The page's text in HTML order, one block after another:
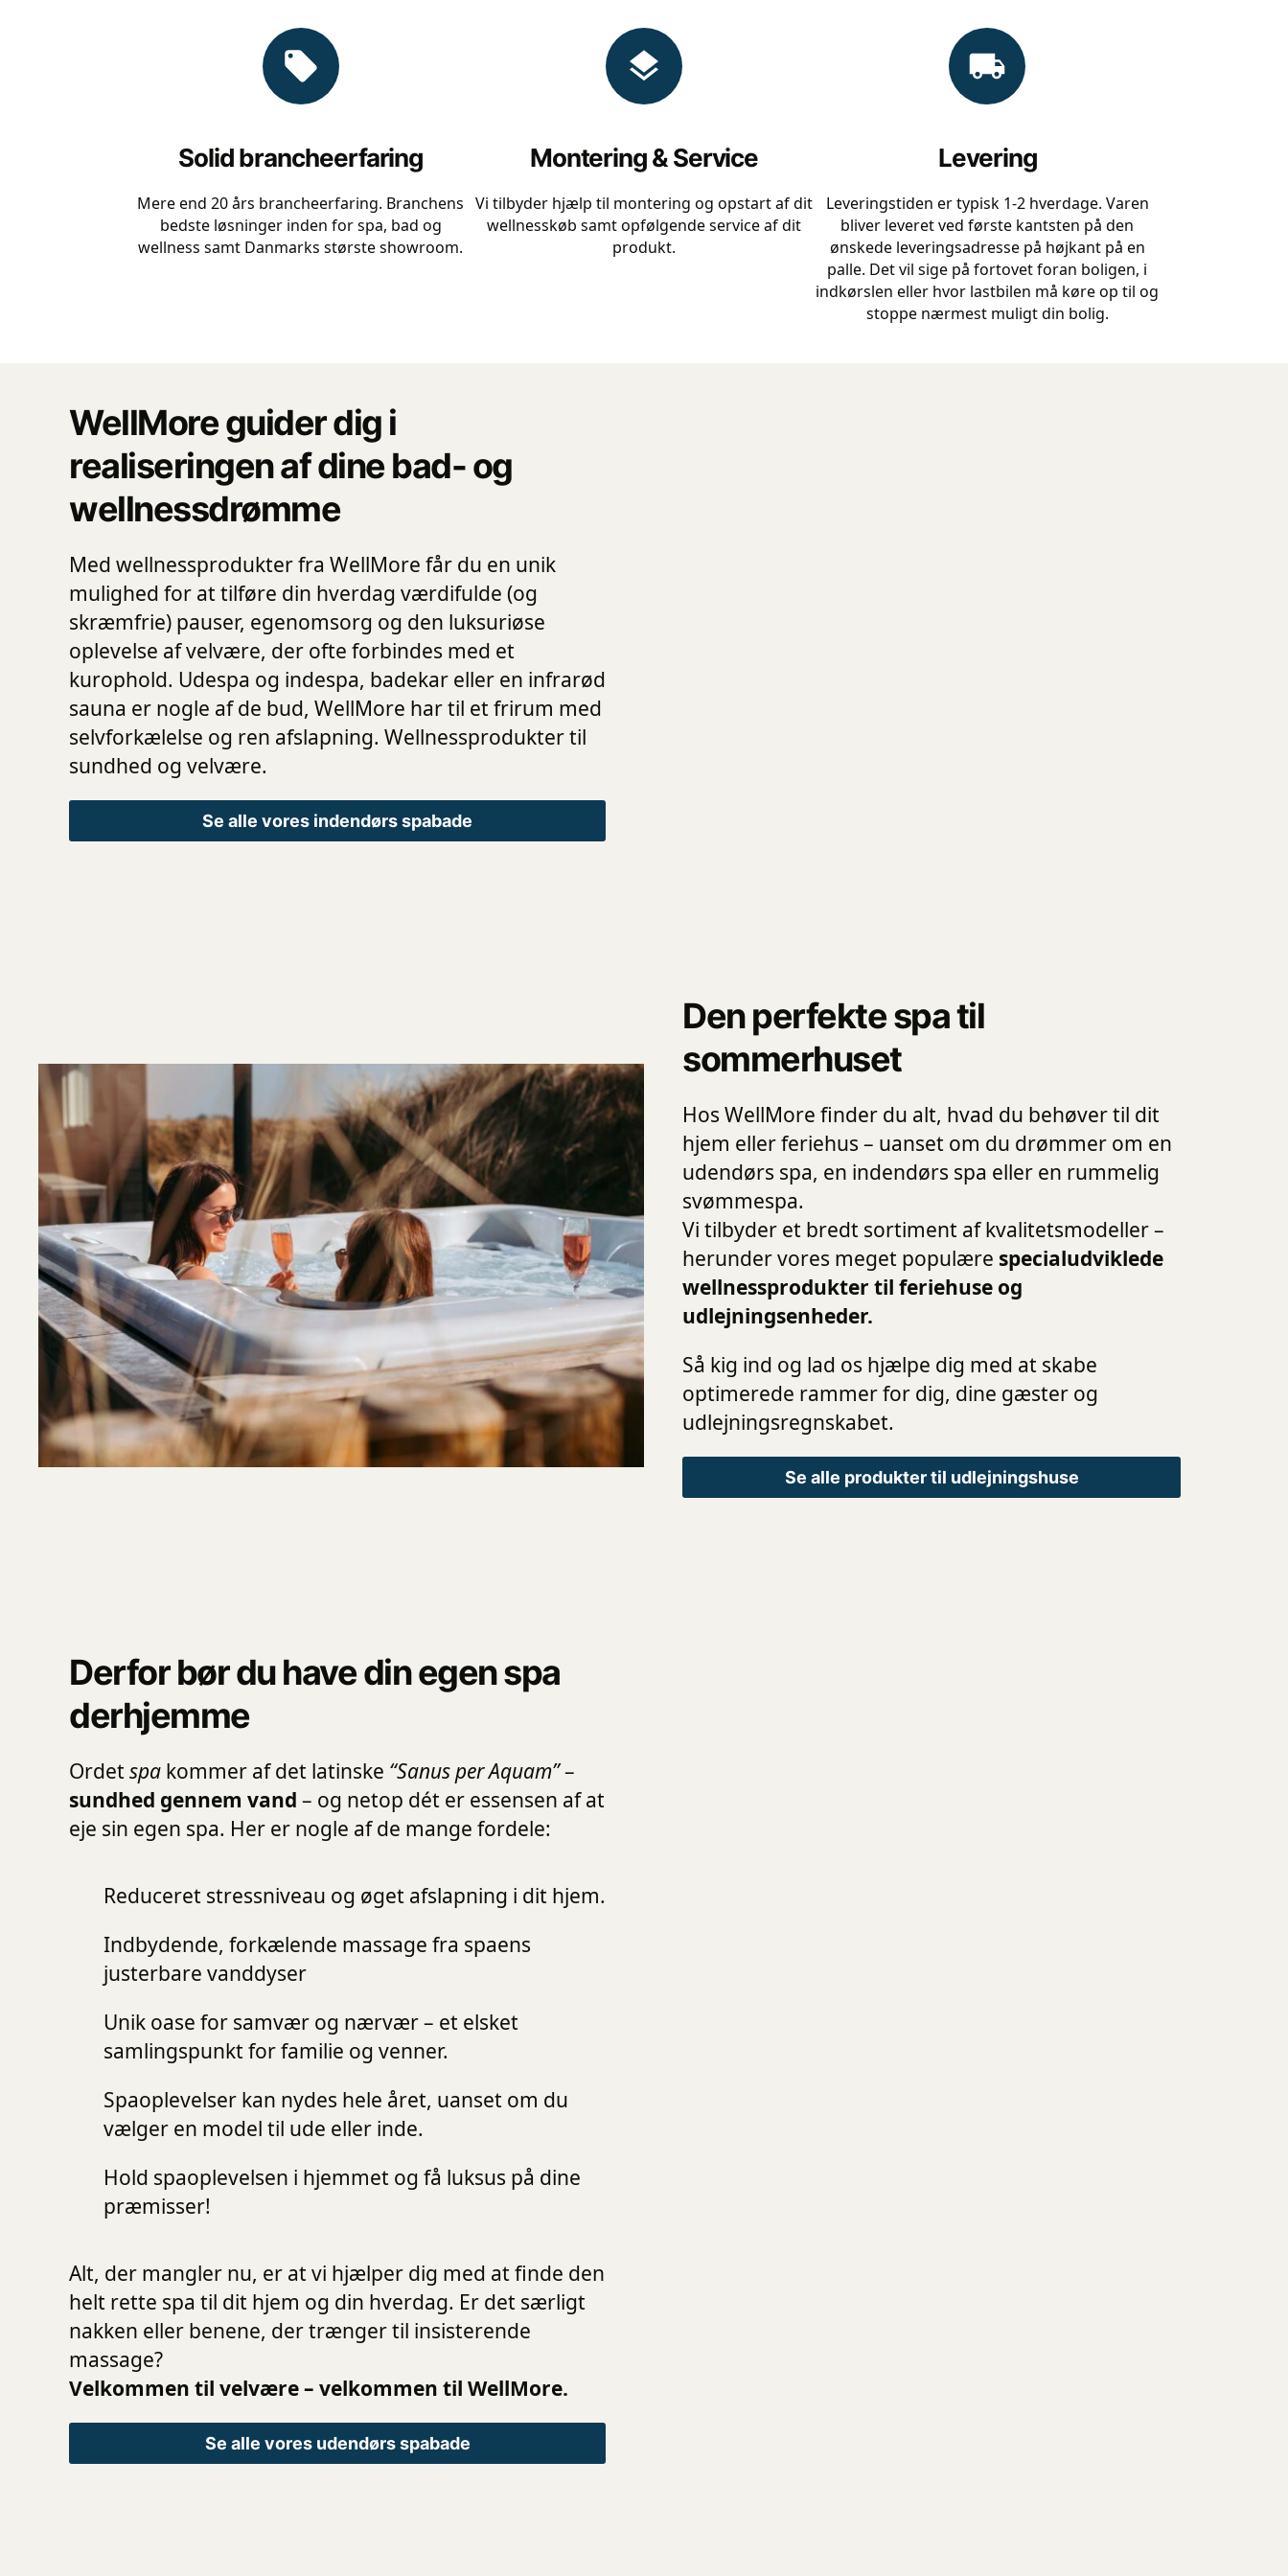
Solid brancheerfaring
Mere end 20 års brancheerfaring. Branchens
bedste løsninger inden for spa, bad og
wellness samt Danmarks største showroom.
Montering & Service
Vi tilbyder hjælp til montering og opstart af dit
wellnesskøb samt opfølgende service af dit
produkt.
Levering
Leveringstiden er typisk 1-2 hverdage. Varen
bliver leveret ved første kantsten på den
ønskede leveringsadresse på højkant på en
palle. Det vil sige på fortovet foran boligen, i
indkørslen eller hvor lastbilen må køre op til og
stoppe nærmest muligt din bolig.
WellMore guider dig i
realiseringen af dine bad- og
wellnessdrømme
Med wellnessprodukter fra WellMore får du en unik
mulighed for at tilføre din hverdag værdifulde (og
skræmfrie) pauser, egenomsorg og den luksuriøse
oplevelse af velvære, der ofte forbindes med et
kurophold. Udespa og indespa, badekar eller en infrarød
sauna er nogle af de bud, WellMore har til et frirum med
selvforkælelse og ren afslapning. Wellnessprodukter til
sundhed og velvære.
Se alle vores indendørs spabade
Den perfekte spa til
sommerhuset
Hos WellMore finder du alt, hvad du behøver til dit
hjem eller feriehus – uanset om du drømmer om en
udendørs spa, en indendørs spa eller en rummelig
svømmespa.
Vi tilbyder et bredt sortiment af kvalitetsmodeller –
herunder vores meget populære specialudviklede
wellnessprodukter til feriehuse og
udlejningsenheder.
Så kig ind og lad os hjælpe dig med at skabe
optimerede rammer for dig, dine gæster og
udlejningsregnskabet.
Se alle produkter til udlejningshuse
Derfor bør du have din egen spa
derhjemme
Ordetspa kommer af det latinske “Sanus per Aquam”–
sundhed gennem vand – og netop dét er essensen af at
eje sin egen spa. Her er nogle af de mange fordele:
Reduceret stressniveau og øget afslapning i dit hjem.
Indbydende, forkælende massage fra spaens
justerbare vanddyser
Unik oase for samvær og nærvær – et elsket
samlingspunkt for familie og venner.
Spaoplevelser kan nydes hele året, uanset om du
vælger en model til ude eller inde.
Hold spaoplevelsen i hjemmet og få luksus på dine
præmisser!
Alt, der mangler nu, er at vi hjælper dig med at finde den
helt rette spa til dit hjem og din hverdag. Er det særligt
nakken eller benene, der trænger til insisterende
massage?
Velkommen til velvære – velkommen til WellMore.
Se alle vores udendørs spabade